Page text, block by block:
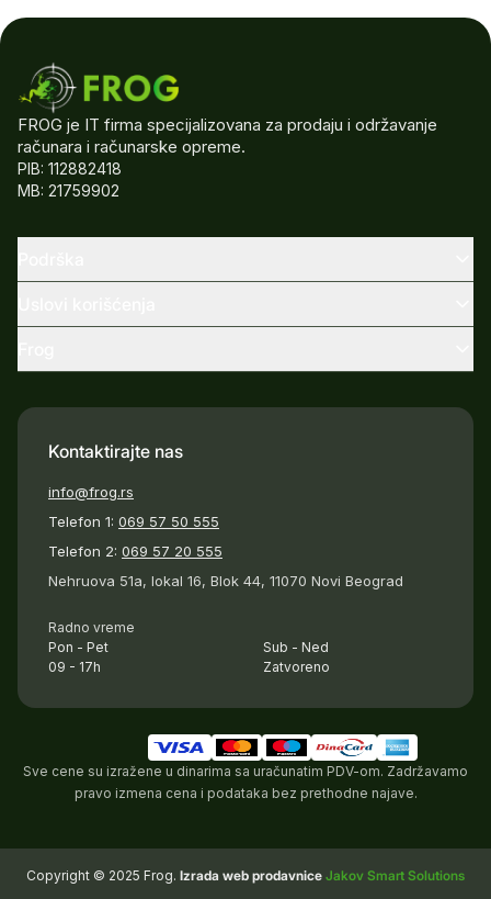
FROG je IT firma specijalizovana za prodaju i održavanje
računara i računarske opreme.
PIB: 112882418
MB: 21759902
Kontaktirajte nas
info@frog.rs
Telefon 1: 069 57 50 555
Telefon 2: 069 57 20 555
Nehruova 51a, lokal 16, Blok 44, 11070 Novi Beograd
Radno vreme
Pon - Pet
09 - 17h
Sub - Ned
Zatvoreno
Sve cene su izražene u dinarima sa uračunatim PDV-om. Zadržavamo
pravo izmena cena i podataka bez prethodne najave.
Copyright © 2025 Frog. Izrada web prodavnice Jakov Smart Solutions